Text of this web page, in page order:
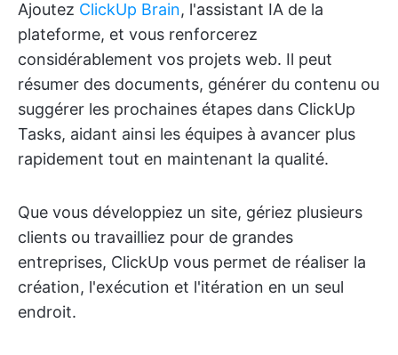
Ajoutez ClickUp Brain, l'assistant IA de la
plateforme, et vous renforcerez
considérablement vos projets web. Il peut
résumer des documents, générer du contenu ou
suggérer les prochaines étapes dans ClickUp
Tasks, aidant ainsi les équipes à avancer plus
rapidement tout en maintenant la qualité.
Que vous développiez un site, gériez plusieurs
clients ou travailliez pour de grandes
entreprises, ClickUp vous permet de réaliser la
création, l'exécution et l'itération en un seul
endroit.